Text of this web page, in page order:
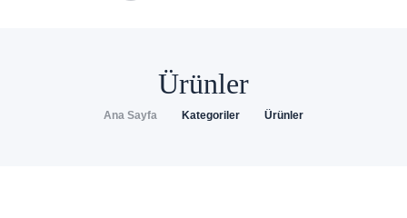
Ürünler
Ana Sayfa Kategoriler Ürünler